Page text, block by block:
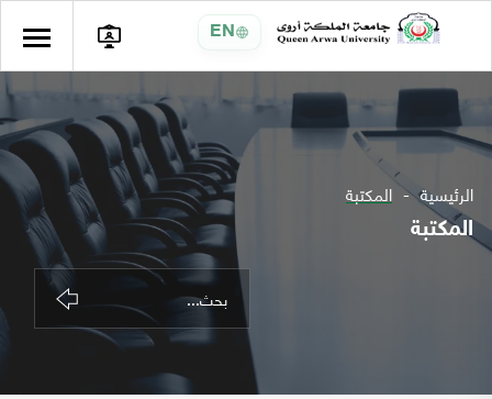
EN
الرئيسية المكتبة
المكتبة